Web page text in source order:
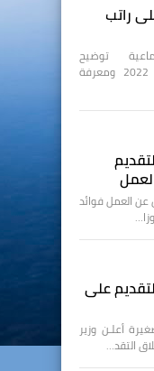
راتب
توضيح
المتقدمين على راتب الرعاية الاجتماعية عام 2022 ومعرفة
عن العمل فوائد
على
أعلـن وزير
التقد…